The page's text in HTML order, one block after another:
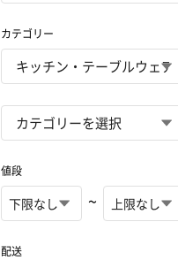
カテゴリー
値段
~
配送